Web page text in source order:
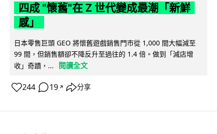
四成 "懷舊"在 Z 世代變成最潮「新鮮
感」
日本零售巨頭 GEO 將懷舊遊戲銷售門市從 1,000 間大幅減至
99 間，但銷售額卻不降反升至過往的 1.4 倍。做到「減店增
收」奇蹟，...
閱讀全文
244 19 ↗ 分享